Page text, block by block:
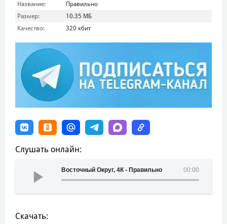
Название:
Правильно
Размер:
10.35 МБ
Качество:
320 кбит
Слушать онлайн:
00:00
Восточный Округ, 4К - Правильно
Скачать: